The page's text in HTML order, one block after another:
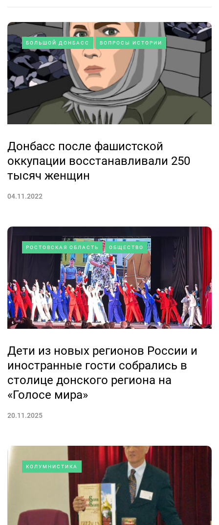
БОЛЬШОЙ ДОНБАСС ВОПРОСЫ ИСТОРИИ
Донбасс после фашистской
оккупации восстанавливали 250
тысяч женщин
04.11.2022
РОСТОВСКАЯ ОБЛАСТЬ ОБЩЕСТВО
Дети из новых регионов России и
иностранные гости собрались в
столице донского региона на
«Голосе мира»
20.11.2025
КОЛУМНИСТИКА